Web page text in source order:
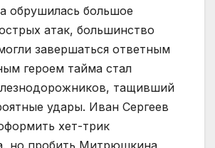
обрушилась большое
атак, большинство
завершаться ответным
героем тайма стал
тащивший
удары. Иван Сергеев
хет-трик
но пробить Митрюшкина